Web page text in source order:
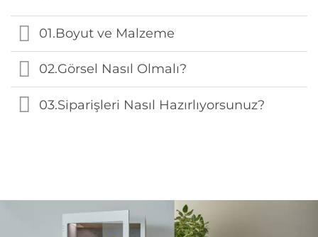
01.Boyut ve Malzeme
02.Görsel Nasıl Olmalı?
03.Siparişleri Nasıl Hazırlıyorsunuz?